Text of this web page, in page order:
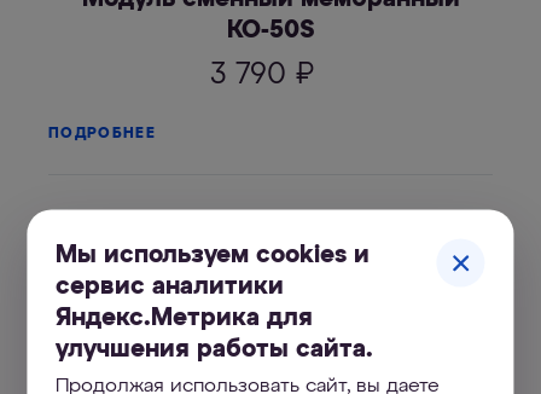
КО-50S
3 790 ₽
ПОДРОБНЕЕ
Мы используем cookies и
сервис аналитики
Яндекс.Метрика для
улучшения работы сайта.
Продолжая использовать сайт, вы даете